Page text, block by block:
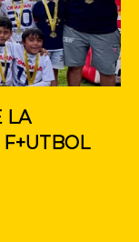
LA